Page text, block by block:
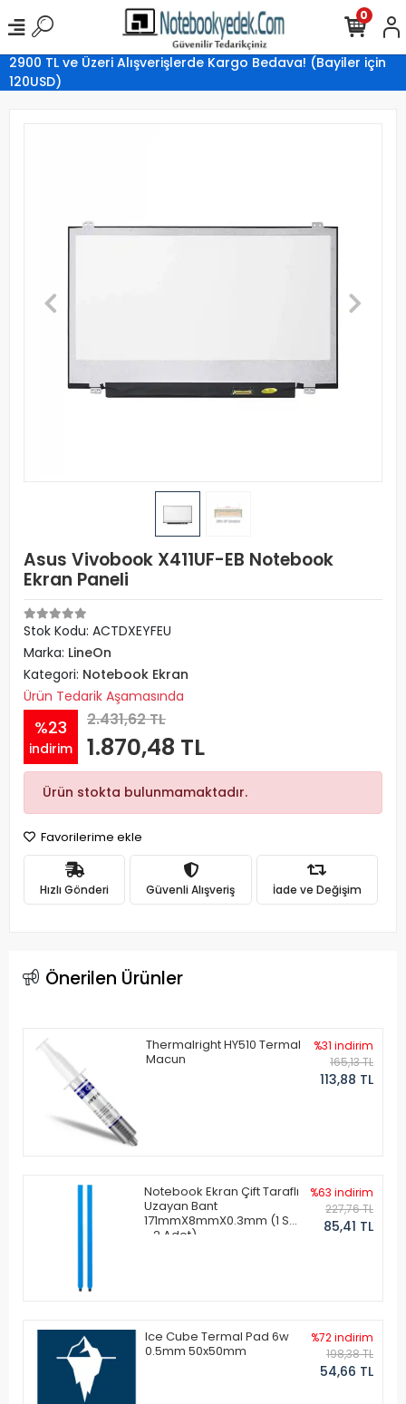
2900 TL ve Üzeri Alışverişlerde Kargo Bedava! (Bayiler için
120USD)
0
Asus Vivobook X411UF-EB Notebook
Ekran Paneli
Stok Kodu: ACTDXEYFEU
Marka: LineOn
Kategori: Notebook Ekran
Ürün Tedarik Aşamasında
%23
indirim
2.431,62 TL
1.870,48 TL
Ürün stokta bulunmamaktadır.
Favorilerime ekle
Hızlı Gönderi Güvenli Alışveriş İade ve Değişim
Önerilen Ürünler
Thermalright HY510 Termal
Macun
%31 indirim
165,13 TL
113,88 TL
Notebook Ekran Çift Taraflı
Uzayan Bant
171mmX8mmX0.3mm (1 Set
- 2 Adet)
%63 indirim
227,76 TL
85,41 TL
Ice Cube Termal Pad 6w
0.5mm 50x50mm
%72 indirim
198,38 TL
54,66 TL